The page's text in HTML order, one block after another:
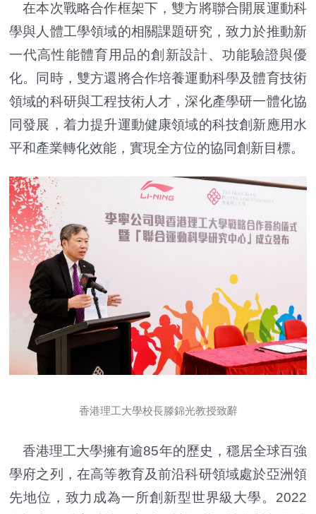
在本次戰略合作框架下，雙方將聯合開展運動科
學與人體工學領域的相關課題研究，致力於推動新
一代高性能體育用品的創新設計、功能驗證與優
化。同時，雙方還將合作培養運動科學及體育技術
領域的科研與工程技術人才，深化產學研一體化協
同發展，着力提升運動健康領域的科技創新應用水
平和產業轉化效能，實現全方位的協同創新目標。
香港理工大學校長滕錦光教授致辭
香港理工大學擁有逾85年的歷史，穩居全球百強
學府之列，在高等教育及前沿科研領域處於亞洲領
先地位，致力成為一所創新型世界級大學。2022